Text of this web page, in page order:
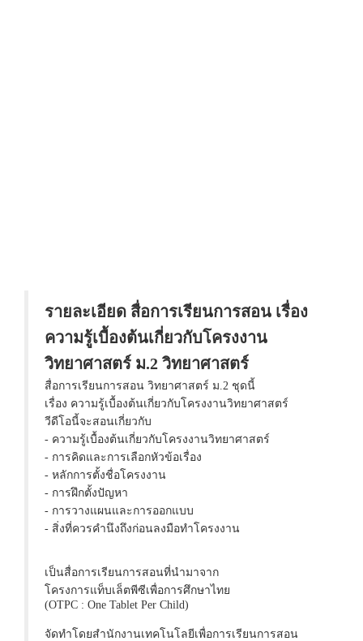
รายละเอียด สื่อการเรียนการสอน เรื่อง
ความรู้เบื้องต้นเกี่ยวกับโครงงาน
วิทยาศาสตร์ ม.2 วิทยาศาสตร์
สื่อการเรียนการสอน วิทยาศาสตร์ ม.2 ชุดนี้
เรื่อง ความรู้เบื้องต้นเกี่ยวกับโครงงานวิทยาศาสตร์
วีดีโอนี้จะสอนเกี่ยวกับ
- ความรู้เบื้องต้นเกี่ยวกับโครงงานวิทยาศาสตร์
- การคิดและการเลือกหัวข้อเรื่อง
- หลักการตั้งชื่อโครงงาน
- การฝึกตั้งปัญหา
- การวางแผนและการออกแบบ
- สิ่งที่ควรคำนึงถึงก่อนลงมือทำโครงงาน
เป็นสื่อการเรียนการสอนที่นำมาจาก
โครงการแท็บเล็ตพีซีเพื่อการศึกษาไทย
(OTPC : One Tablet Per Child)
จัดทำโดยสำนักงานเทคโนโลยีเพื่อการเรียนการสอน